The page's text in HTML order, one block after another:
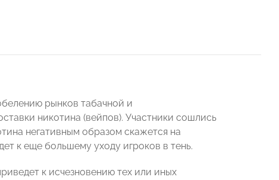
рынков табачной и
никотина (вейпов). Участники сошлись
негативным образом скажется на
к еще большему уходу игроков в тень.
к исчезновению тех или иных